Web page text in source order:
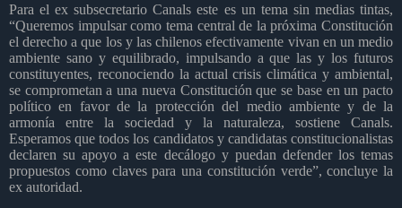
Para el ex subsecretario Canals este es un tema sin medias tintas,
“Queremos impulsar como tema central de la próxima Constitución
el derecho a que los y las chilenos efectivamente vivan en un medio
ambiente sano y equilibrado, impulsando a que las y los futuros
constituyentes, reconociendo la actual crisis climática y ambiental,
se comprometan a una nueva Constitución que se base en un pacto
político en favor de la protección del medio ambiente y de la
armonía entre la sociedad y la naturaleza, sostiene Canals.
Esperamos que todos los candidatos y candidatas constitucionalistas
declaren su apoyo a este decálogo y puedan defender los temas
propuestos como claves para una constitución verde”, concluye la
ex autoridad.